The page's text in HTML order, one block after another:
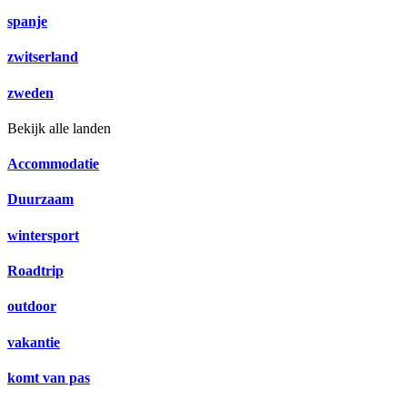
spanje
zwitserland
zweden
Bekijk alle landen
Accommodatie
Duurzaam
wintersport
Roadtrip
outdoor
vakantie
komt van pas